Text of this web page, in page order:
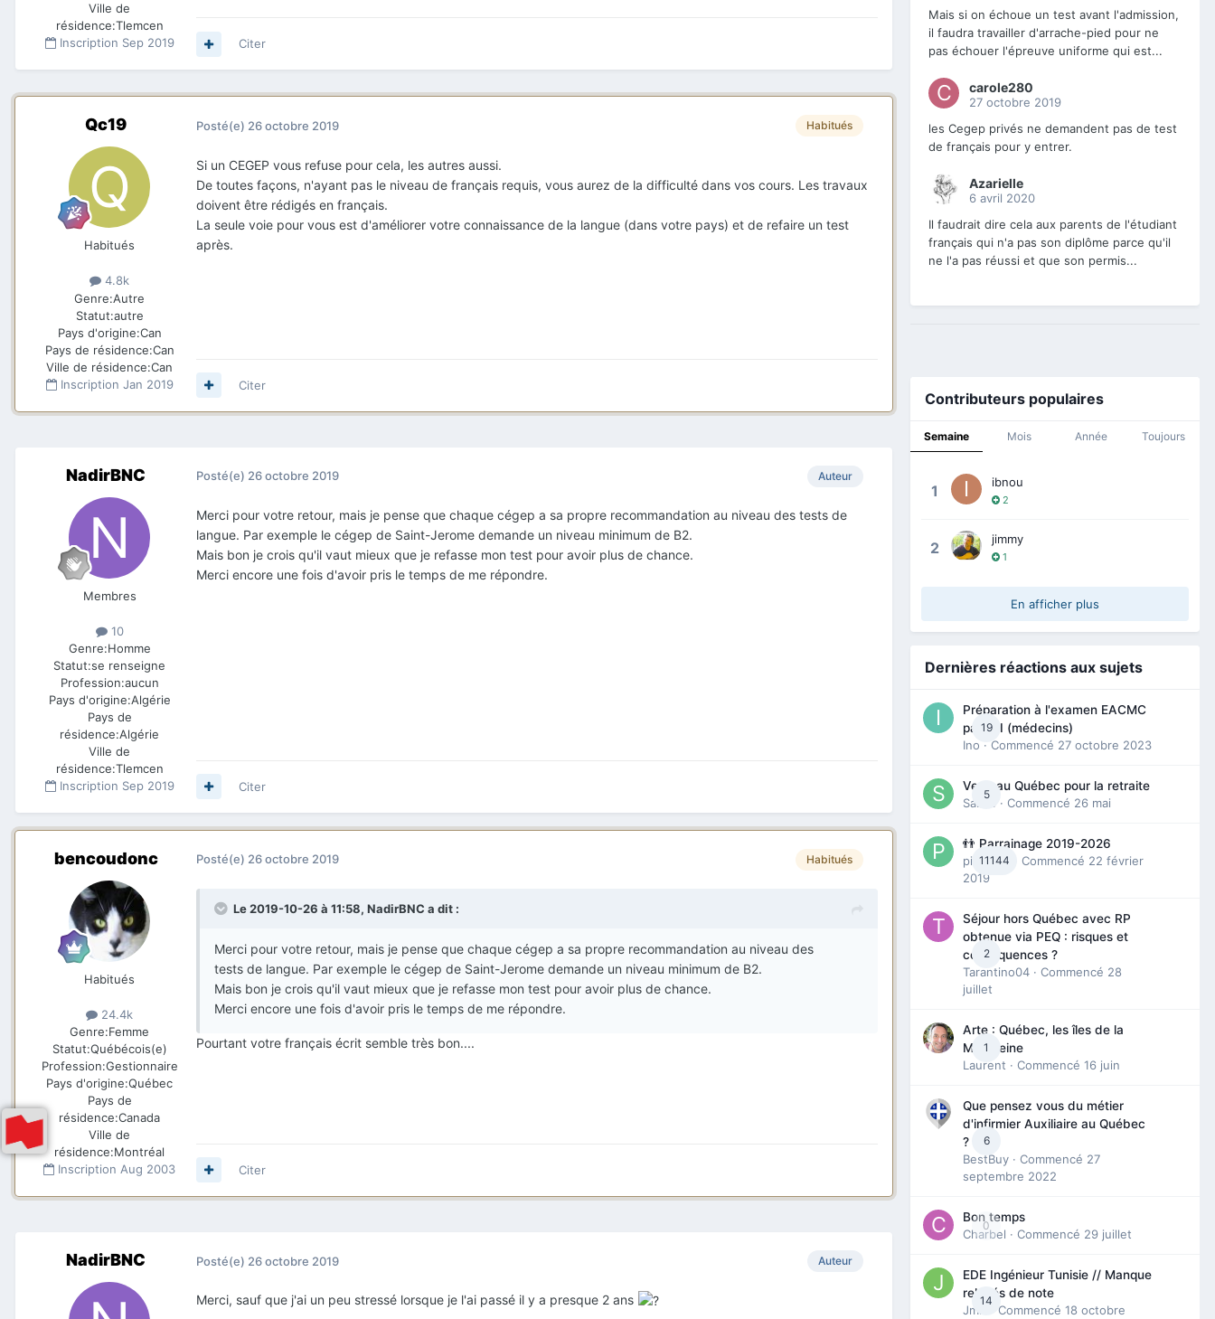
Ville de
résidence:Tlemcen
Inscription Sep 2019 Citer
Qc19
Habitués
4.8k
Genre:Autre
Statut:autre
Pays d'origine:Can
Pays de résidence:Can
Ville de résidence:Can
Inscription Jan 2019
Habitués
Posté(e) 26 octobre 2019
Si un CEGEP vous refuse pour cela, les autres aussi.
De toutes façons, n'ayant pas le niveau de français requis, vous aurez de la difficulté dans vos cours. Les travaux
doivent être rédigés en français.
La seule voie pour vous est d'améliorer votre connaissance de la langue (dans votre pays) et de refaire un test
après.
Citer
NadirBNC
Membres
10
Genre:Homme
Statut:se renseigne
Profession:aucun
Pays d'origine:Algérie
Pays de
résidence:Algérie
Ville de
résidence:Tlemcen
Inscription Sep 2019
Auteur
Posté(e) 26 octobre 2019
Merci pour votre retour, mais je pense que chaque cégep a sa propre recommandation au niveau des tests de
langue. Par exemple le cégep de Saint-Jerome demande un niveau minimum de B2.
Mais bon je crois qu'il vaut mieux que je refasse mon test pour avoir plus de chance.
Merci encore une fois d'avoir pris le temps de me répondre.
Citer
bencoudonc
Habitués
24.4k
Genre:Femme
Statut:Québécois(e)
Profession:Gestionnaire
Pays d'origine:Québec
Pays de
résidence:Canada
Ville de
résidence:Montréal
Inscription Aug 2003
Habitués
Posté(e) 26 octobre 2019
Le 2019-10-26 à 11:58, NadirBNC a dit :
Merci pour votre retour, mais je pense que chaque cégep a sa propre recommandation au niveau des
tests de langue. Par exemple le cégep de Saint-Jerome demande un niveau minimum de B2.
Mais bon je crois qu'il vaut mieux que je refasse mon test pour avoir plus de chance.
Merci encore une fois d'avoir pris le temps de me répondre.
Pourtant votre français écrit semble très bon....
Citer
NadirBNC Auteur
Posté(e) 26 octobre 2019
Merci, sauf que j'ai un peu stressé lorsque je l'ai passé il y a presque 2 ans
Mais si on échoue un test avant l'admission,
il faudra travailler d'arrache-pied pour ne
pas échouer l'épreuve uniforme qui est...
carole280
27 octobre 2019
les Cegep privés ne demandent pas de test
de français pour y entrer.
Azarielle
6 avril 2020
Il faudrait dire cela aux parents de l'étudiant
français qui n'a pas son diplôme parce qu'il
ne l'a pas réussi et que son permis...
Contributeurs populaires
Semaine Mois Année Toujours
1 ibnou
2
2 jimmy
1
En afficher plus
Dernières réactions aux sujets
19
Préparation à l'examen EACMC
partie I (médecins)
Ino · Commencé 27 octobre 2023
5
Venir au Québec pour la retraite
Sab74
· Commencé 26 mai
11144
👬 Parrainage 2019-2026
piinoush
· Commencé 22 février
2019
2
Séjour hors Québec avec RP
obtenue via PEQ : risques et
conséquences ?
Tarantino04 · Commencé 28
juillet
1
Arte : Québec, les îles de la
Madeleine
Laurent · Commencé 16 juin
6
Que pensez vous du métier
d'infirmier Auxiliaire au Québec
?
BestBuy · Commencé 27
septembre 2022
0
Bon temps
Charbel · Commencé 29 juillet
14
EDE Ingénieur Tunisie // Manque
relevés de note
Jmili
· Commencé 18 octobre